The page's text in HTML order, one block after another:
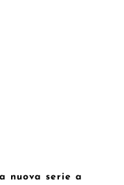
nuova serie a